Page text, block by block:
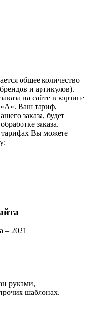
общее количество
и артикулов).
на сайте в корзине
«А». Ваш тариф,
заказа, будет
заказа.
Вы можете
– 2021
руками,
шаблонах.